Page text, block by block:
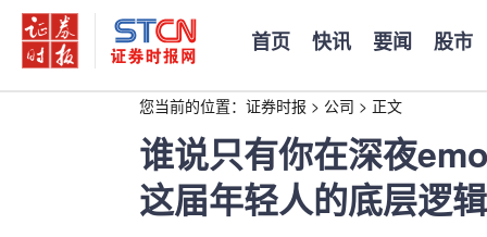
首页 快讯 要闻 股市
您当前的位置： 证券时报 > 公司 > 正文
谁说只有你在深夜
这届年轻人的底层逻辑